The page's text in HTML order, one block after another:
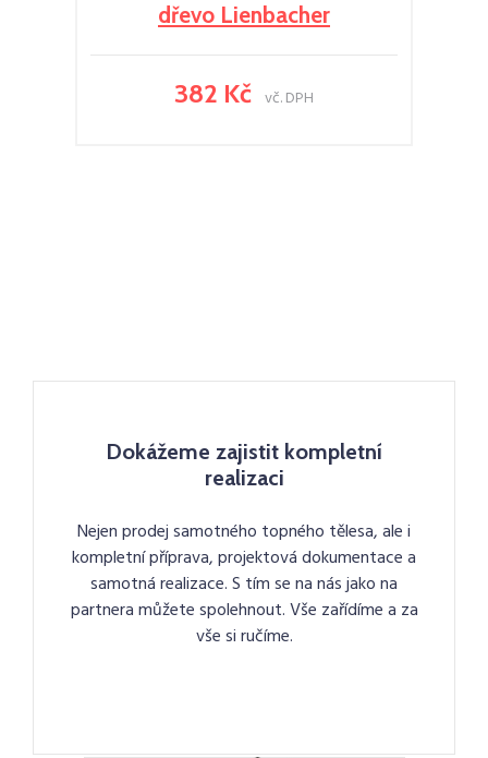
dřevo Lienbacher
382 Kč vč. DPH
Dokážeme zajistit kompletní
realizaci
Nejen prodej samotného topného tělesa, ale i
kompletní příprava, projektová dokumentace a
samotná realizace. S tím se na nás jako na
partnera můžete spolehnout. Vše zařídíme a za
vše si ručíme.